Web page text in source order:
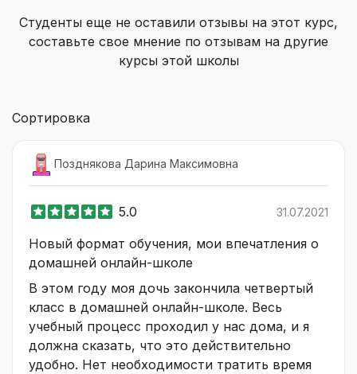
Студенты еще не оставили отзывы на этот курс,
составьте свое мнение по отзывам на другие
курсы этой школы
Сортировка
Позднякова Дарина Максимовна
5.0 31.07.2021
Новый формат обучения, мои впечатления о
домашней онлайн-школе
В этом году моя дочь закончила четвертый
класс в домашней онлайн-школе. Весь
учебный процесс проходил у нас дома, и я
должна сказать, что это действительно
удобно. Нет необходимости тратить время